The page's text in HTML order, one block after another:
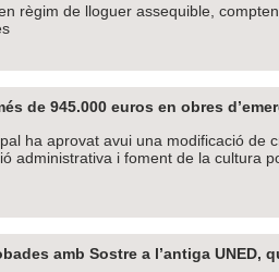
règim de lloguer assequible,
de 945.000 euros en obres
ha aprovat avui una modificació de
administrativa i foment de la cultura
amb Sostre a l’antiga